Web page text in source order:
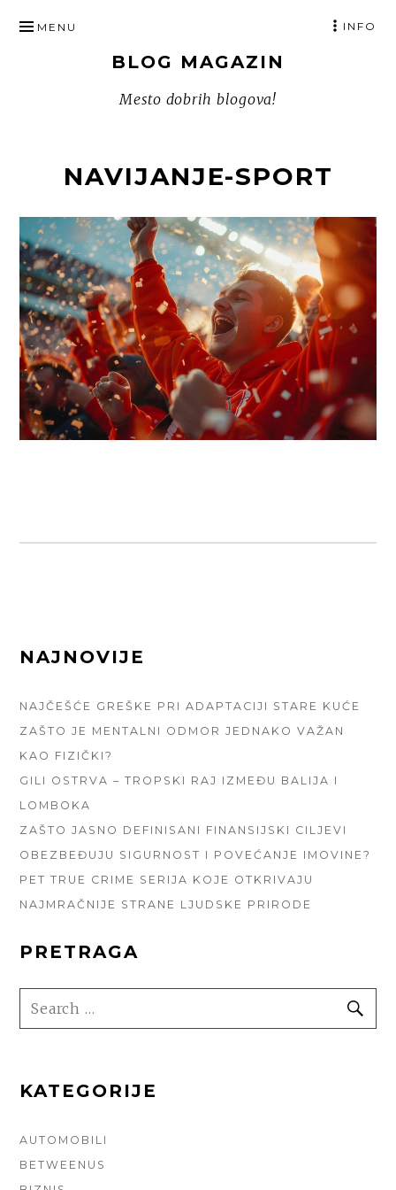
TO
BLOG MAGAZIN
Mesto dobrih blogova!
MENU INFO
NAVIJANJE-SPORT
FOOTER
NAJNOVIJE
NAJČEŠĆE GREŠKE PRI ADAPTACIJI STARE KUĆE
ZAŠTO JE MENTALNI ODMOR JEDNAKO VAŽAN
KAO FIZIČKI?
GILI OSTRVA – TROPSKI RAJ IZMEĐU BALIJA I
LOMBOKA
ZAŠTO JASNO DEFINISANI FINANSIJSKI CILJEVI
OBEZBEĐUJU SIGURNOST I POVEĆANJE IMOVINE?
PET TRUE CRIME SERIJA KOJE OTKRIVAJU
NAJMRAČNIJE STRANE LJUDSKE PRIRODE
PRETRAGA
SEARCH
FOR:
KATEGORIJE
AUTOMOBILI
BETWEENUS